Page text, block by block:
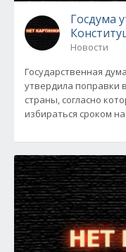
Госдума
Новости
Государственная
утвердила поправки
страны, согласно
избираться сроком